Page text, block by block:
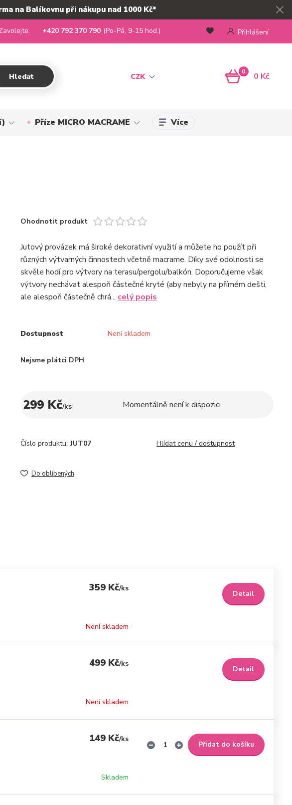
na Balíkovnu při nákupu nad 1000 Kč*
CZK
Přihlášení
Hledat
+420 792 370 790 (Po-Pá, 9-15 hod.)
0 0 Kč
Příze MICRO MACRAME Více
Ohodnotit produkt
Jutový provázek má široké dekorativní využití a můžete ho použít při
různých výtvarných činnostech včetně macrame. Díky své odolnosti se
skvěle hodí pro výtvory na terasu/pergolu/balkón. Doporučujeme však
výtvory nechávat alespoň částečné kryté (aby nebyly na přímém dešti,
ale alespoň částečně chrá... celý popis
Dostupnost Není skladem
Nejsme plátci DPH
299 Kč/ks Momentálně není k dispozici
Číslo produktu: JUT07 Hlídat cenu / dostupnost
Do oblíbených
359 Kč/ks
Není skladem
Detail
499 Kč/ks
Není skladem
Detail
149 Kč/ks
Skladem
Přidat do košíku